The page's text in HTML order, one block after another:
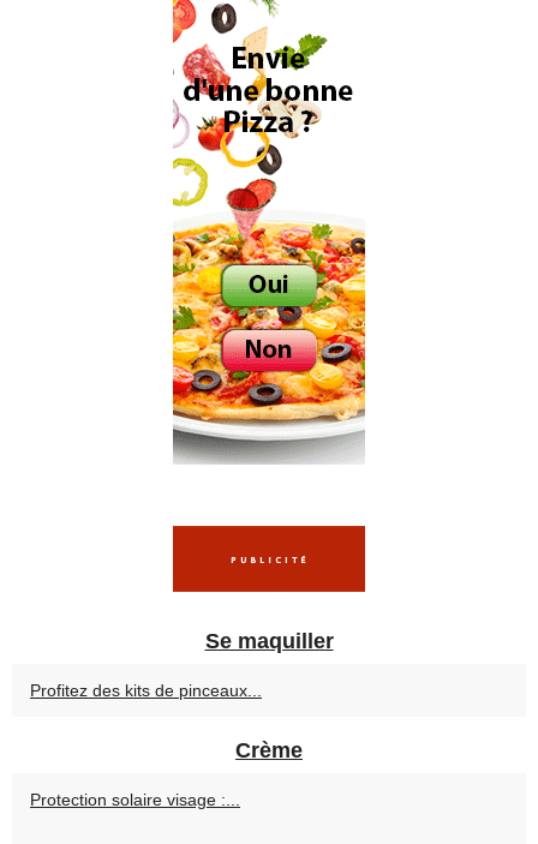
Se maquiller
Profitez des kits de pinceaux...
Crème
Protection solaire visage :...